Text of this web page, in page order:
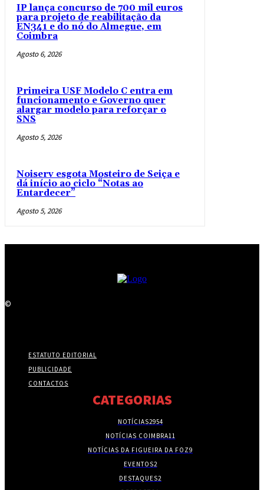
IP lança concurso de 700 mil euros
para projeto de reabilitação da
EN341 e do nó do Almegue, em
Coimbra
Agosto 6, 2026
Primeira USF Modelo C entra em
funcionamento e Governo quer
alargar modelo para reforçar o
SNS
Agosto 5, 2026
Noiserv esgota Mosteiro de Seiça e
dá início ao ciclo “Notas ao
Entardecer”
Agosto 5, 2026
©
ESTATUTO EDITORIAL
PUBLICIDADE
CONTACTOS
CATEGORIAS
NOTÍCIAS2954
NOTÍCIAS COIMBRA11
NOTÍCIAS DA FIGUEIRA DA FOZ9
EVENTOS2
DESTAQUES2